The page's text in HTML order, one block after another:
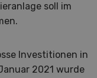
soll im
Investitionen in
2021 wurde